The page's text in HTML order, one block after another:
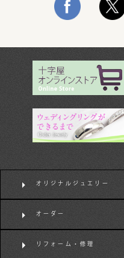
オリジナルジュエリー
オーダー
リフォーム・修理